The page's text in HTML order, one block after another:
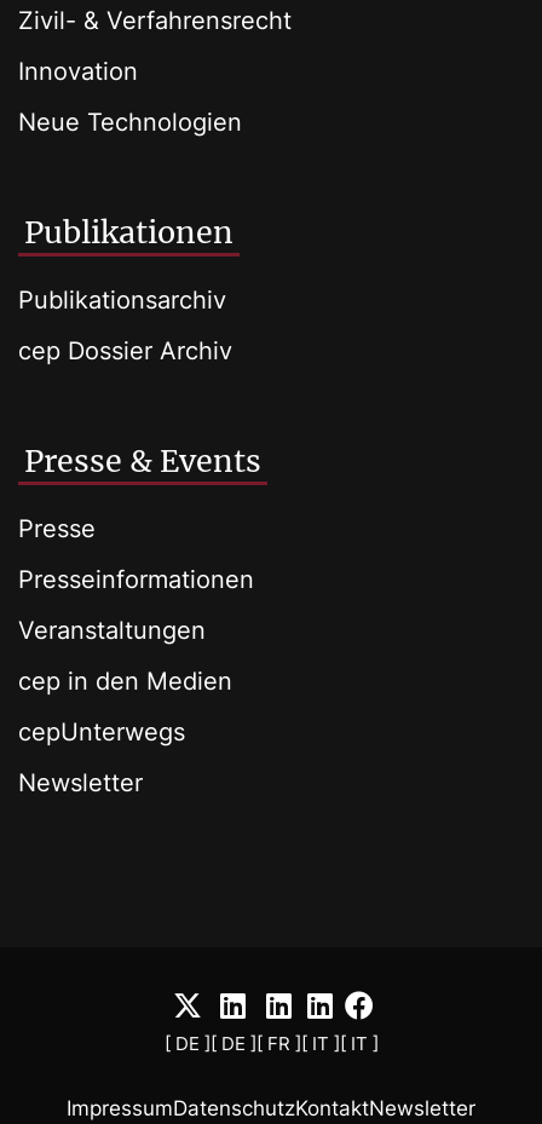
Zivil- & Verfahrensrecht
Innovation
Neue Technologien
Publikationen
Publikationsarchiv
cep Dossier Archiv
Presse & Events
Presse
Presseinformationen
Veranstaltungen
cep in den Medien
cepUnterwegs
Newsletter
[ DE ] [ DE ] [ FR ] [ IT ] [ IT ]
ImpressumDatenschutzKontaktNewsletter